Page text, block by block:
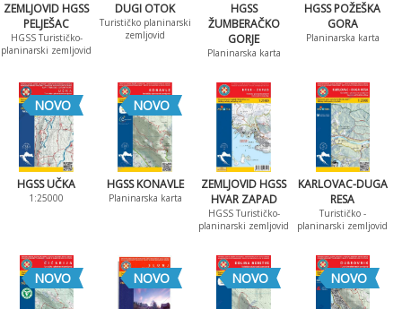
ZEMLJOVID HGSS
PELJEŠAC
HGSS Turističko-
planinarski zemljovid
DUGI OTOK
Turističko planinarski
zemljovid
HGSS
ŽUMBERAČKO
GORJE
Planinarska karta
HGSS POŽEŠKA
GORA
Planinarska karta
NOVO
HGSS UČKA
1:25000
NOVO
HGSS KONAVLE
Planinarska karta
ZEMLJOVID HGSS
HVAR ZAPAD
HGSS Turističko-
planinarski zemljovid
KARLOVAC-DUGA
RESA
Turističko -
planinarski zemljovid
NOVO NOVO NOVO NOVO